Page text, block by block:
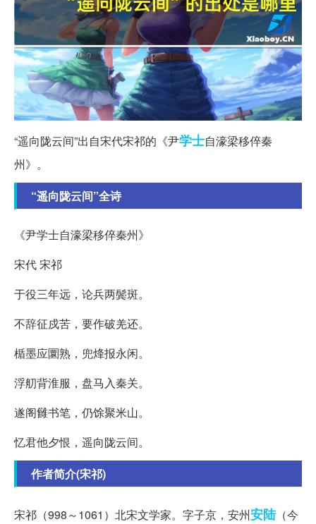
“遥向陇云间”出自宋代宋祁的《尹学士自濠梁移倅秦
州》。
“遥向陇云间”全诗
《尹学士自濠梁移倅秦州》
宋代 宋祁
于役三年远，论兵两鬓斑。
不辞征戍苦，要作破羌还。
楯墨应圜熟，兜烽报永闲。
浮舠背淮服，盘马入秦关。
遂阁雠书笔，仍馀聚米山。
忆君他夕恨，遥向陇云间。
作者简介(宋祁)
宋祁（998～1061）北宋文学家。字子京，安州安陆（今